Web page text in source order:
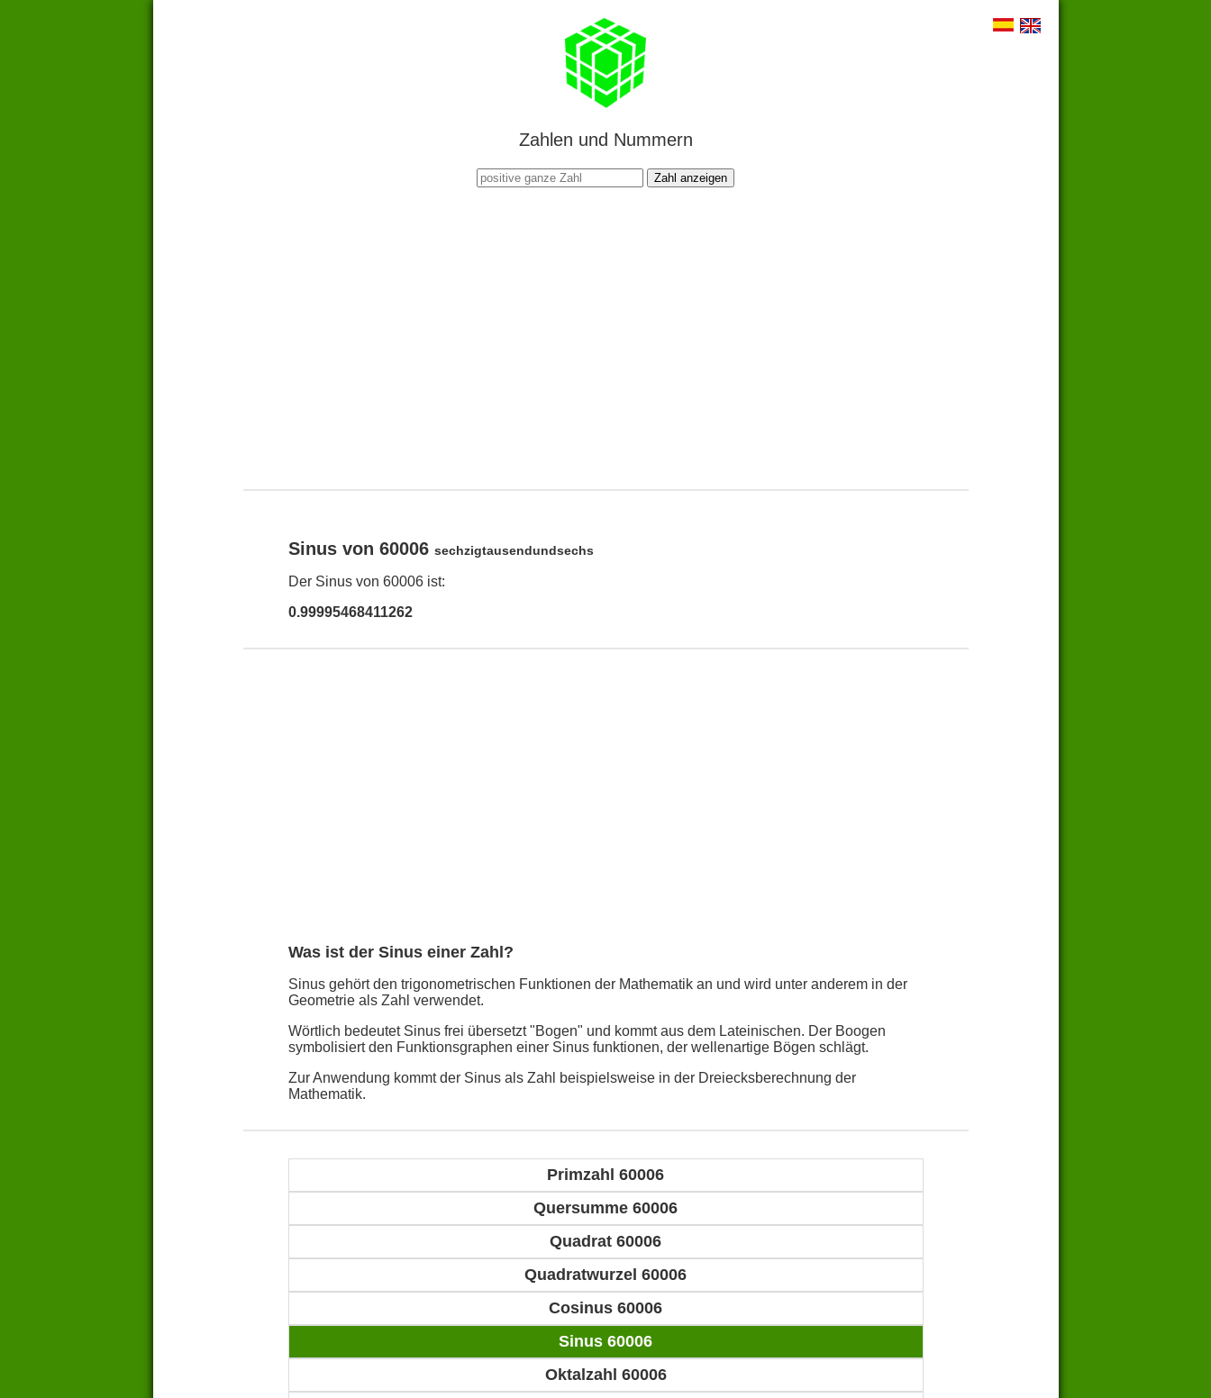
Zahlen und Nummern
Zahl anzeigen
Sinus von 60006 sechzigtausendundsechs
Der Sinus von 60006 ist:
0.99995468411262
Was ist der Sinus einer Zahl?
Sinus gehört den trigonometrischen Funktionen der Mathematik an und wird unter anderem in der
Geometrie als Zahl verwendet.
Wörtlich bedeutet Sinus frei übersetzt "Bogen" und kommt aus dem Lateinischen. Der Boogen
symbolisiert den Funktionsgraphen einer Sinus funktionen, der wellenartige Bögen schlägt.
Zur Anwendung kommt der Sinus als Zahl beispielsweise in der Dreiecksberechnung der
Mathematik.
Primzahl 60006
Quersumme 60006
Quadrat 60006
Quadratwurzel 60006
Cosinus 60006
Sinus 60006
Oktalzahl 60006